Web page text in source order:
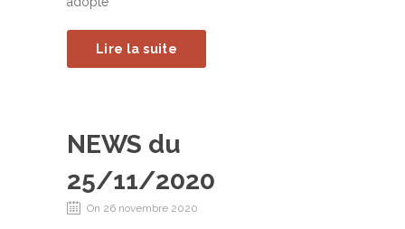
Lire la suite
NEWS du
25/11/2020
On 26 novembre 2020